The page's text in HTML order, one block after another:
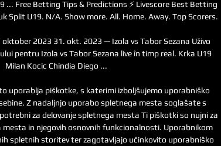
... Free Betting Tips & Predictions ⚡ Livescore Best Betting
Split U19. N/A. Show more. All. Home. Away. Top Scorers.
oktober 2023 31. okt. 2023 — Izola vs Tabor Sezana Uživo
pentru Izola vs Tabor Sezana live în timp real. Krka U19
Milan Kocic Chindia Diego ...
uporablja piškotke, s katerimi izboljšujemo uporabniško
Z nadaljnjo uporabo spletnega mesta soglašate s
za delovanje spletnega mesta Ti piškotki so nujni za
mesta in njegovih osnovnih funkcionalnosti. Uporabnikom
spletnih storitev ter zagotavljajo učinkovito uporabniško